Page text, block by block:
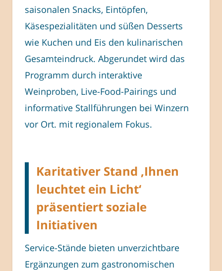
saisonalen Snacks, Eintöpfen,
Käsespezialitäten und süßen Desserts
wie Kuchen und Eis den kulinarischen
Gesamteindruck. Abgerundet wird das
Programm durch interaktive
Weinproben, Live-Food-Pairings und
informative Stallführungen bei Winzern
vor Ort. mit regionalem Fokus.
Karitativer Stand ‚Ihnen
leuchtet ein Licht‘
präsentiert soziale
Initiativen
Service-Stände bieten unverzichtbare
Ergänzungen zum gastronomischen